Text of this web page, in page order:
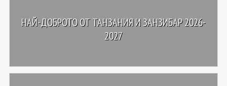
НАЙ-ДОБРОТО ОТ ТАНЗАНИЯ И ЗАНЗИБАР 2026-
2027